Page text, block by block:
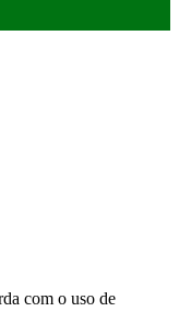
com o uso de